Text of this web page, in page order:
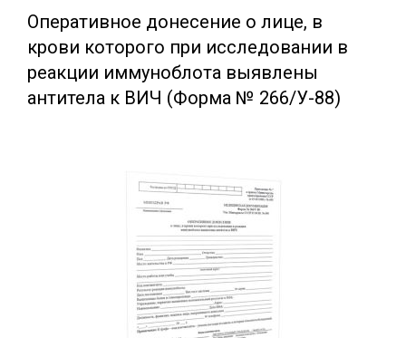
Оперативное донесение о лице, в
крови которого при исследовании в
реакции иммуноблота выявлены
антитела к ВИЧ (Форма № 266/У-88)